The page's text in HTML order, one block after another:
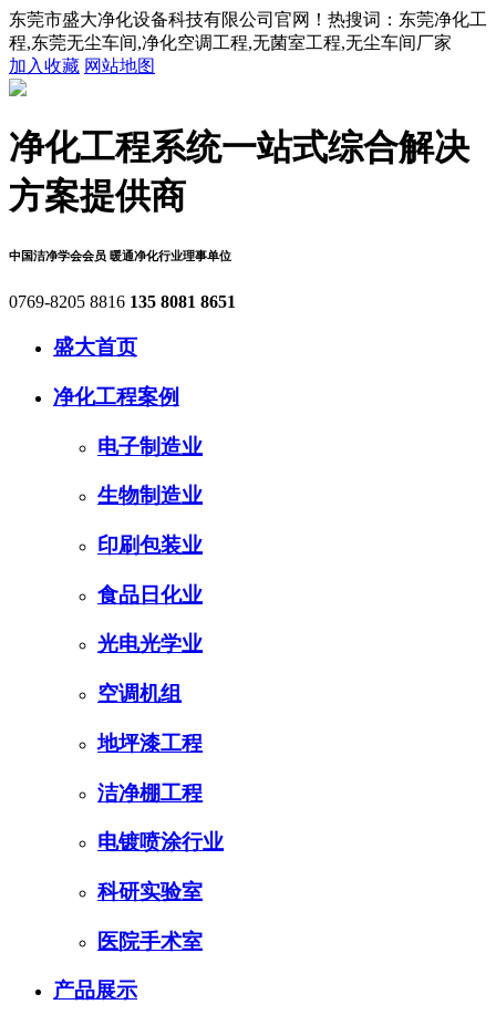
东莞市盛大净化设备科技有限公司官网！热搜词：东莞净化工
程,东莞无尘车间,净化空调工程,无菌室工程,无尘车间厂家
加入收藏 网站地图
净化工程系统一站式综合解决
方案提供商
中国洁净学会会员 暖通净化行业理事单位
0769-8205 8816 135 8081 8651
盛大首页
净化工程案例
电子制造业
生物制造业
印刷包装业
食品日化业
光电光学业
空调机组
地坪漆工程
洁净棚工程
电镀喷涂行业
科研实验室
医院手术室
产品展示